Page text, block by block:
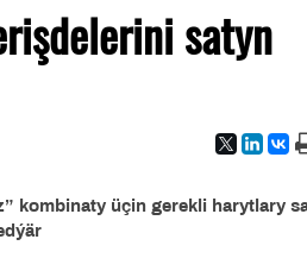
satyn
kombinaty üçin gerekli harytlary